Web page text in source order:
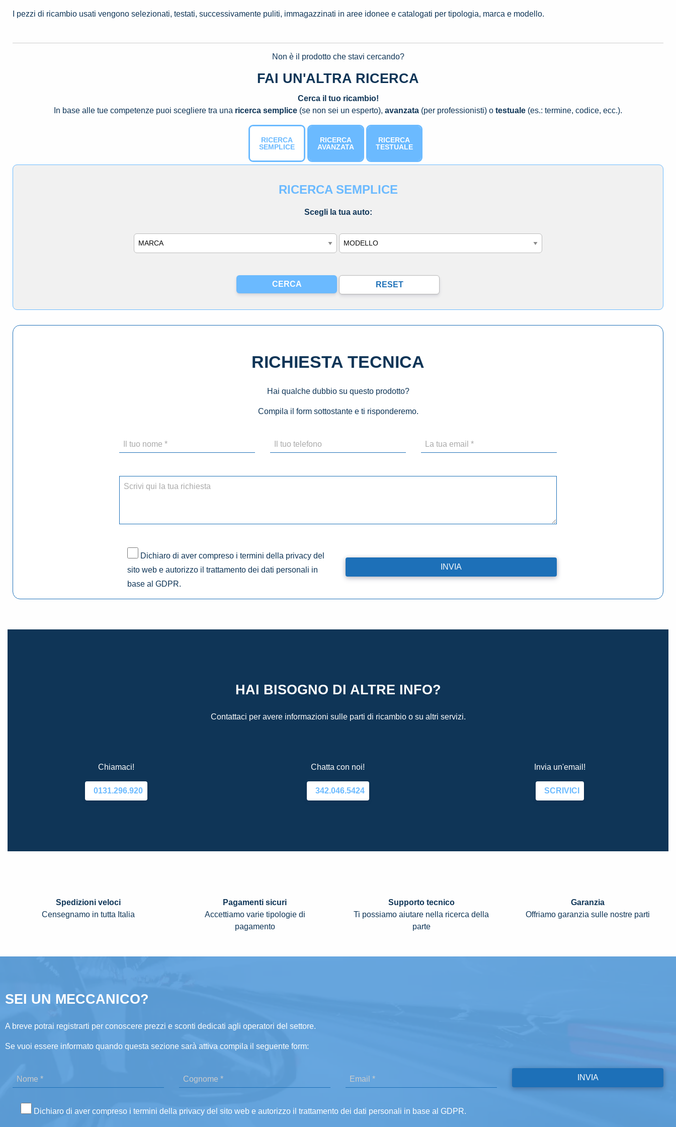
I pezzi di ricambio usati vengono selezionati, testati, successivamente puliti, immagazzinati in aree idonee e catalogati per tipologia, marca e modello.
Non è il prodotto che stavi cercando?
FAI UN'ALTRA RICERCA
Cerca il tuo ricambio!
In base alle tue competenze puoi scegliere tra una ricerca semplice (se non sei un esperto), avanzata (per professionisti) o testuale (es.: termine, codice, ecc.).
RICERCA
SEMPLICE
RICERCA
AVANZATA
RICERCA
TESTUALE
RICERCA SEMPLICE
Scegli la tua auto:
Marca Modello
RICHIESTA TECNICA
Hai qualche dubbio su questo prodotto?
Compila il form sottostante e ti risponderemo.
Dichiaro di aver compreso i termini della privacy del
sito web e autorizzo il trattamento dei dati personali in
base al GDPR.
HAI BISOGNO DI ALTRE INFO?
Contattaci per avere informazioni sulle parti di ricambio o su altri servizi.
Chiamaci!
0131.296.920
Chatta con noi!
342.046.5424
Invia un'email!
SCRIVICI
Spedizioni veloci
Censegnamo in tutta Italia
Pagamenti sicuri
Accettiamo varie tipologie di
pagamento
Supporto tecnico
Ti possiamo aiutare nella ricerca della
parte
Garanzia
Offriamo garanzia sulle nostre parti
SEI UN MECCANICO?
A breve potrai registrarti per conoscere prezzi e sconti dedicati agli operatori del settore.
Se vuoi essere informato quando questa sezione sarà attiva compila il seguente form:
Dichiaro di aver compreso i termini della privacy del sito web e autorizzo il trattamento dei dati personali in base al GDPR.